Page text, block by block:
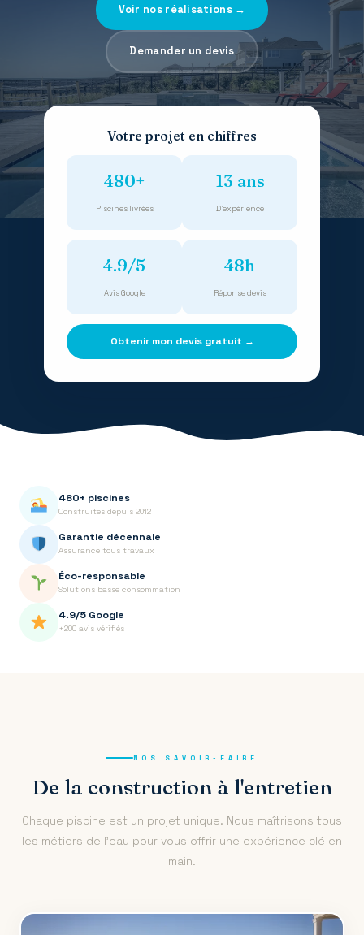
Voir nos réalisations →
Demander un devis
Votre projet en chiffres
480+
Piscines livrées
13 ans
D'expérience
4.9/5
Avis Google
48h
Réponse devis
Obtenir mon devis gratuit →
480+ piscines
Construites depuis 2012
Garantie décennale
Assurance tous travaux
Éco-responsable
Solutions basse consommation
4.9/5 Google
+200 avis vérifiés
NOS SAVOIR-FAIRE
De la construction à l'entretien
Chaque piscine est un projet unique. Nous maîtrisons tous
les métiers de l'eau pour vous offrir une expérience clé en
main.